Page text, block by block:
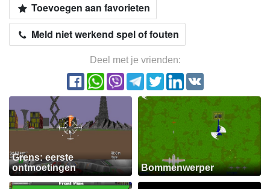
Toevoegen aan favorieten
Meld niet werkend spel of fouten
Deel met je vrienden:
Grens: eerste
ontmoetingen
Bommenwerper